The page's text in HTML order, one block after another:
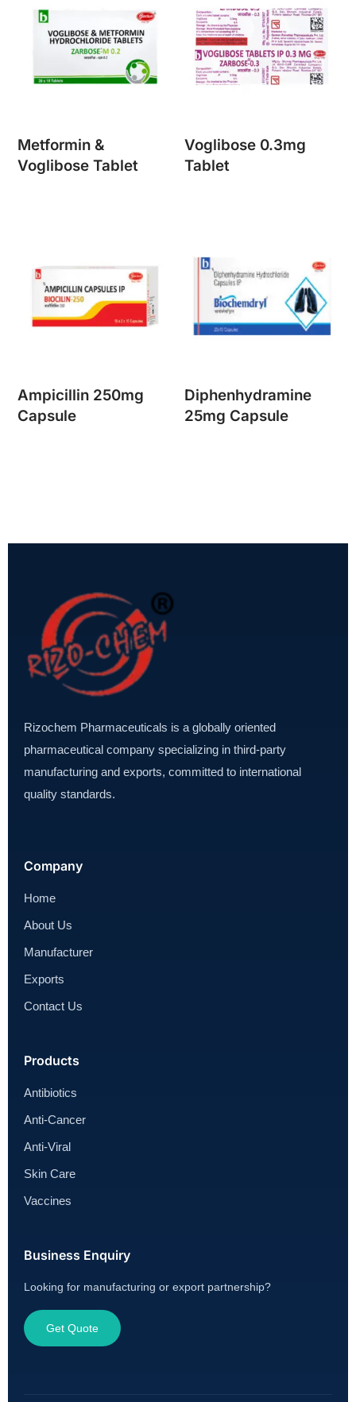
Metformin &
Voglibose Tablet
Voglibose 0.3mg
Tablet
Ampicillin 250mg
Capsule
Diphenhydramine
25mg Capsule
Rizochem Pharmaceuticals is a globally oriented
pharmaceutical company specializing in third-party
manufacturing and exports, committed to international
quality standards.
Company
Home
About Us
Manufacturer
Exports
Contact Us
Products
Antibiotics
Anti-Cancer
Anti-Viral
Skin Care
Vaccines
Business Enquiry
Looking for manufacturing or export partnership?
Get Quote